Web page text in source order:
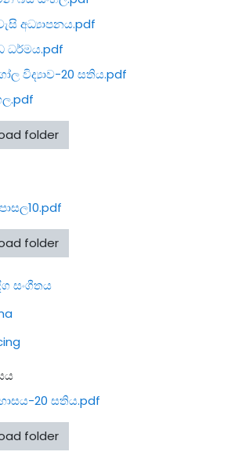
අධ්‍යාපනය.pdf
ධර්මය.pdf
විද්‍යාව-20 සතිය.pdf
folder
folder
සංගීතය
File
20 සතිය.pdf
folder